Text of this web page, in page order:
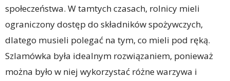
społeczeństwa. W tamtych czasach, rolnicy mieli
ograniczony dostęp do składników spożywczych,
dlatego musieli polegać na tym, co mieli pod ręką.
Szlamówka była idealnym rozwiązaniem, ponieważ
można było w niej wykorzystać różne warzywa i